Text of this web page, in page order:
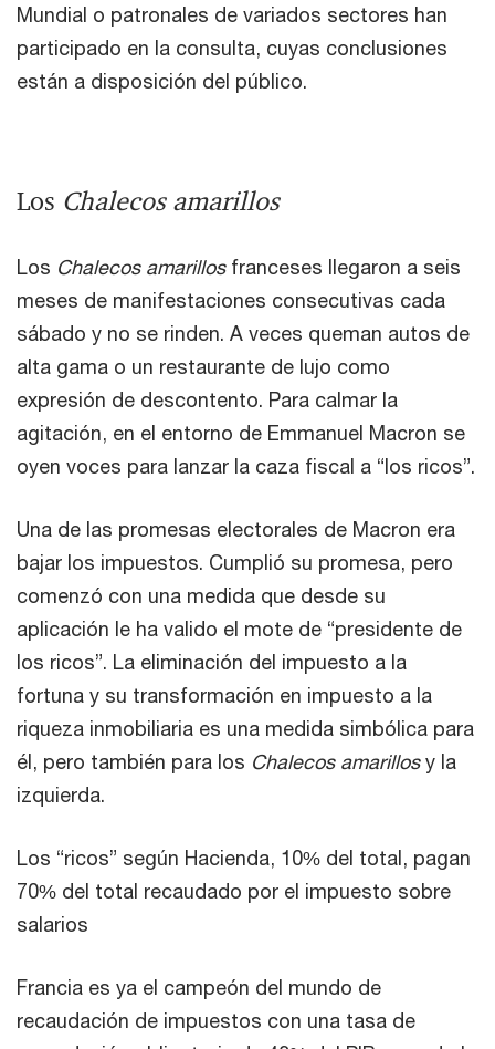
Mundial o patronales de variados sectores han
participado en la consulta, cuyas conclusiones
están a disposición del público.
Los Chalecos amarillos
Los Chalecos amarillosfranceses llegaron a seis
meses de manifestaciones consecutivas cada
sábado y no se rinden. A veces queman autos de
alta gama o un restaurante de lujo como
expresión de descontento. Para calmar la
agitación, en el entorno de Emmanuel Macron se
oyen voces para lanzar la caza fiscal a “los ricos”.
Una de las promesas electorales de Macron era
bajar los impuestos. Cumplió su promesa, pero
comenzó con una medida que desde su
aplicación le ha valido el mote de “presidente de
los ricos”. La eliminación del impuesto a la
fortuna y su transformación en impuesto a la
riqueza inmobiliaria es una medida simbólica para
él, pero también para los Chalecos amarillosy la
izquierda.
Los “ricos” según Hacienda, 10% del total, pagan
70% del total recaudado por el impuesto sobre
salarios
Francia es ya el campeón del mundo de
recaudación de impuestos con una tasa de